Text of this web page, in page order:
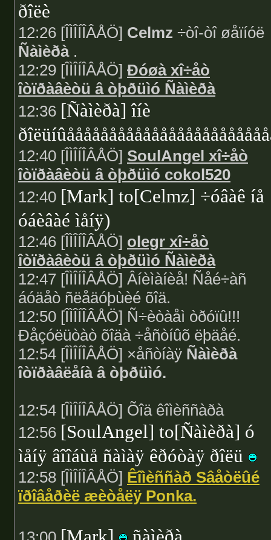
ðîëè
12:26 [ÎÌÎÍÎÂÅÖ] Celmz ÷òî-òî øåïíóë
Ñàìèðà .
12:29 [ÎÌÎÍÎÂÅÖ] Ðóøà xî÷åò
îòïðàâèòü â òþðüìó Ñàìèðà
12:36 [Ñàìèðà] îíè
12:40 [ÎÌÎÍÎÂÅÖ] SoulAngel xî÷åò
îòïðàâèòü â òþðüìó cokol520
12:40 [Mark] to[Celmz] ÷óâàê íå
óáèâàé ìåíÿ)
12:46 [ÎÌÎÍÎÂÅÖ] olegr xî÷åò
îòïðàâèòü â òþðüìó Ñàìèðà
12:47 [ÎÌÎÍÎÂÅÖ] Âíèìàíèå! Ñåé÷àñ
áóäåò ñëåäóþùèé õîä.
12:50 [ÎÌÎÍÎÂÅÖ] Ñ÷èòàåì òðóïû!!!
Ðåçóëüòàò õîäà ÷åñòíûõ ëþäåé.
12:54 [ÎÌÎÍÎÂÅÖ] ×åñòíàÿ Ñàìèðà
îòïðàâëåíà â òþðüìó.
12:54 [ÎÌÎÍÎÂÅÖ] Õîä êîìèññàðà
12:56 [SoulAngel] to[Ñàìèðà] ó
ìåíÿ âîîáùå ñàìàÿ êðóòàÿ ðîëü
12:58 [ÎÌÎÍÎÂÅÖ] Êîìèññàð Sâåòëûé
ïðîâåðèë æèòåëÿ Ponka.